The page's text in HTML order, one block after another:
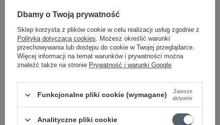
Parametry bezpieczeństwa Parametry bezpieczeństwa
Nośnik płyta winylowa
Producent gwarantuje naprawę lub wymianę sprzętu do 12
miesięcy od daty zakupu. Skontaktuj się ze sklepem za
pośrednictwem formularza reklamacji aby zamówić kuriera który
Dbamy o Twoją prywatność
Sklep korzysta z plików cookie w celu realizacji usług zgodnie z
Polityką dotyczącą cookies. Możesz określić warunki
przechowywania lub dostępu do cookie w Twojej przeglądarce.
Więcej informacji na temat warunków i prywatności można
znaleźć także na stronie Prywatność i warunki Google.
Funkcjonalne pliki cookie (wymagane)
Zawsze
aktywne
Analityczne pliki cookie